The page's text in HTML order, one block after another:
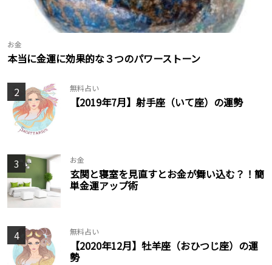
お金
本当に金運に効果的な３つのパワーストーン
2 無料占い
【2019年7月】射手座（いて座）の運勢
3 お金
玄関と寝室を見直すとお金が舞い込む？！簡
単金運アップ術
4 無料占い
【2020年12月】牡羊座（おひつじ座）の運
勢